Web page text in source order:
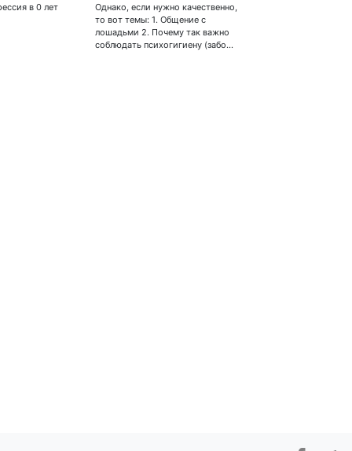
в 0 лет
Miles away from: | My art
page: | (ru)/(eng) | 🇷🇺
Однако, если нужно качественно,
то вот темы: 1. Общение с
лошадьми 2. Почему так важно
соблюдать психогигиену (забо…